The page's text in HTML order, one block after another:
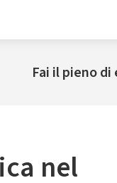
Fai il pieno
nel